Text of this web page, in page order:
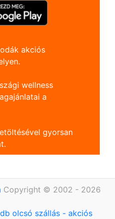
akciós
wellness
a
gyorsan
Copyright © 2002 - 2026
olcsó szállás - akciós